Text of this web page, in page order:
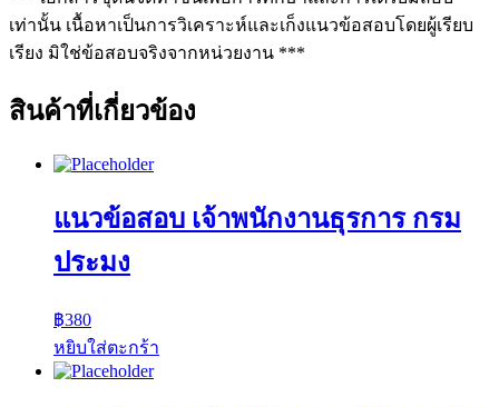
เท่านั้น เนื้อหาเป็นการวิเคราะห์และเก็งแนวข้อสอบโดยผู้เรียบ
เรียง มิใช่ข้อสอบจริงจากหน่วยงาน ***
สินค้าที่เกี่ยวข้อง
แนวข้อสอบ เจ้าพนักงานธุรการ กรม
ประมง
฿380
หยิบใส่ตะกร้า